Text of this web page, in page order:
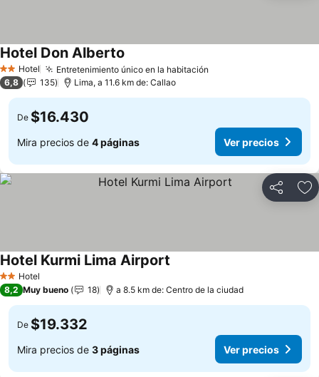
2 Estrellas
Hotel Entretenimiento único en la habitación
Hotel Don Alberto
6,8 135 Lima, a 11.6 km de: Callao
De $16.430
Mira precios de 4 páginas Ver precios
Compartir
2 Estrellas
Hotel
Hotel Kurmi Lima Airport
8,2 Muy bueno 18 a 8.5 km de: Centro de la ciudad
De $19.332
Mira precios de 3 páginas Ver precios